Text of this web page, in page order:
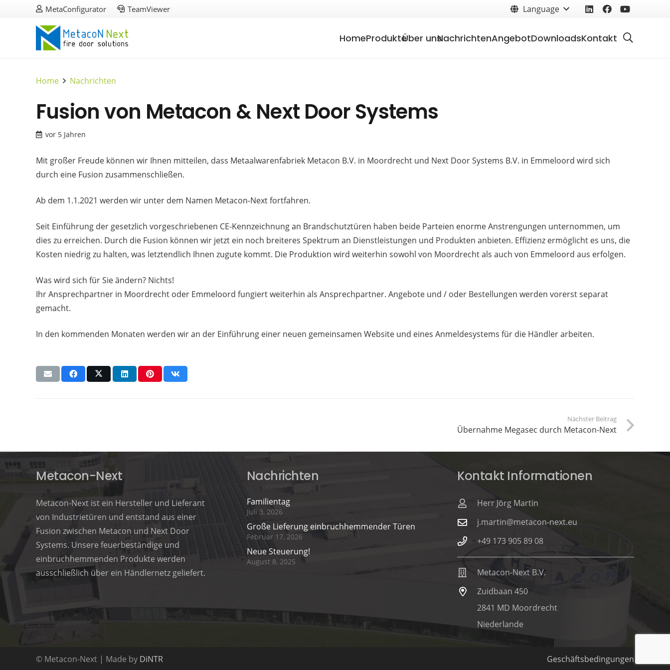
MetaConfigurator TeamViewer Language
HomeProdukteÜber unsNachrichtenAngebotDownloadsKontakt
Home Nachrichten
Fusion von Metacon & Next Door Systems
vor 5 Jahren
Mit großer Freude können wir Ihnen mitteilen, dass Metaalwarenfabriek Metacon B.V. in Moordrecht und Next Door Systems B.V. in Emmeloord wird sich
durch eine Fusion zusammenschließen.
Ab dem 1.1.2021 werden wir unter dem Namen Metacon-Next fortfahren.
Seit Einführung der gesetzlich vorgeschriebenen CE-Kennzeichnung an Brandschutztüren haben beide Parteien enorme Anstrengungen unternommen, um
dies zu erreichen. Durch die Fusion können wir jetzt ein noch breiteres Spektrum an Dienstleistungen und Produkten anbieten. Effizienz ermöglicht es uns, die
Kosten niedrig zu halten, was letztendlich Ihnen zugute kommt. Die Produktion wird weiterhin sowohl von Moordrecht als auch von Emmeloord aus erfolgen.
Was wird sich für Sie ändern? Nichts!
Ihr Ansprechpartner in Moordrecht oder Emmeloord fungiert weiterhin als Ansprechpartner. Angebote und / oder Bestellungen werden vorerst separat
gemacht.
In den kommenden Monaten werden wir an der Einführung einer neuen gemeinsamen Website und eines Anmeldesystems für die Händler arbeiten.
Nächster Beitrag
Übernahme Megasec durch Metacon-Next
Metacon-Next
Metacon-Next ist ein Hersteller und Lieferant
von Industrietüren und entstand aus einer
Fusion zwischen Metacon und Next Door
Systems. Unsere feuerbeständige und
einbruchhemmenden Produkte werden
ausschließlich über ein Händlernetz geliefert.
Nachrichten
Familientag
Juli 3, 2026
Große Lieferung einbruchhemmender Türen
Februar 17, 2026
Neue Steuerung!
August 8, 2025
Kontakt Informationen
Herr Jörg Martin
j.martin@metacon-next.eu
+49 173 905 89 08
Metacon-Next B.V.
Zuidbaan 450
2841 MD Moordrecht
Niederlande
© Metacon-Next | Made by DiNTR Geschäftsbedingungen